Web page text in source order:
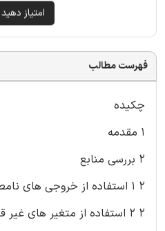
فهرست مطالب
چکیده
۱ مقدمه
۲ بررسی منابع
۲ ۱ استفاده از خروجی های نامطلوب
۲ ۲ استفاده از متغیر های غیر قابل کنترل در DEA